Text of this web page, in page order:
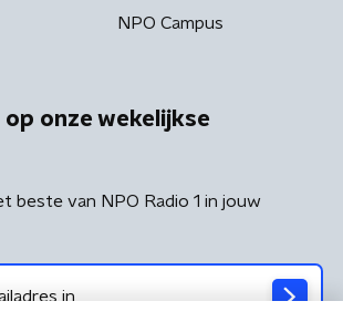
NPO Campus
op onze wekelijkse
beste van NPO Radio 1 in jouw